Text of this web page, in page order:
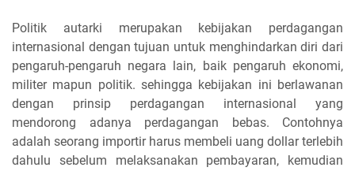
Politik autarki merupakan kebijakan perdagangan
internasional dengan tujuan untuk menghindarkan diri dari
pengaruh-pengaruh negara lain, baik pengaruh ekonomi,
militer mapun politik. sehingga kebijakan ini berlawanan
dengan prinsip perdagangan internasional yang
mendorong adanya perdagangan bebas. Contohnya
adalah seorang importir harus membeli uang dollar terlebih
dahulu sebelum melaksanakan pembayaran, kemudian